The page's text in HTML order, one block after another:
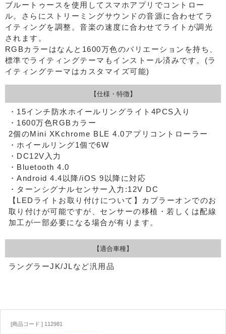
ブルートゥースを使用してスマホアプリでコントロー
ル。さらにストリーミングサウンドの音源に合わせてラ
イティングを調整。音楽の速度に合わせてライトが調光
されます。
RGBカラーはなんと1600万色のバリエーションを持ち、
標準でライティングテーマもインストール済みです。(ラ
イティングテーマはカスタマイズ可能)
【仕様・特徴】
・15インチ防水ホイールリングライト4PCS入り
・1600万色RGBカラー
2個のMini XKchrome BLE 4.0アプリコントローラー
・ホイールリング1個で6W
・DC12V入力
・Bluetooth 4.0
・Android 4.4以降/iOS 9以降に対応
・ターンシグナルセンサー入力:12V DC
【LEDライトお取り付けについて】 カプラーオンでのお
取り付けが可能ですが、センサーの移植・若しくは配線
加工が一部必要になる場合が有ります。
【適合車種】
ラングラーJK/JLなど汎用品
[商品コード ] 112981